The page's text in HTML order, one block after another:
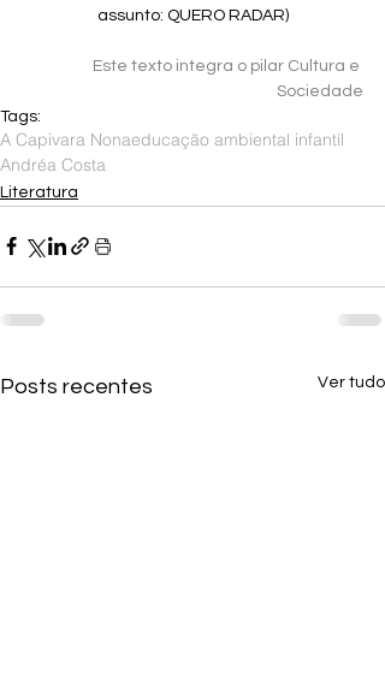
assunto: QUERO RADAR)
Este texto integra o pilar Cultura e
Sociedade
Tags:
A Capivara Nonaeducação ambiental infantil
Andréa Costa
Literatura
Posts recentes Ver tudo